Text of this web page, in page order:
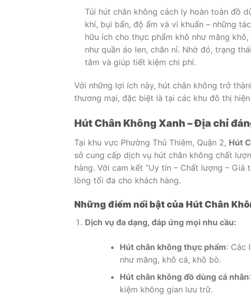
Túi hút chân không cách ly hoàn toàn đồ
khí, bụi bẩn, độ ẩm và vi khuẩn – những
hữu ích cho thực phẩm khô như măng
như quần áo len, chăn nỉ. Nhờ đó, trạng
tâm và giúp tiết kiệm chi phí.
Với những lợi ích này, hút chân không trở
thương mại, đặc biệt là tại các khu đô thị
Hút Chân Không Xanh – Địa chỉ
Tại khu vực Phường Thủ Thiêm, Quận 2, Hút
sở cung cấp dịch vụ hút chân không chất
hàng. Với cam kết “Uy tín – Chất lượng –
lòng tối đa cho khách hàng.
Những điểm nổi bật của Hút Chân
Dịch vụ đa dạng, đáp ứng mọi nhu cầu:
Hút chân không thực phẩm: Các
như măng, khô cá, khô bò.
Hút chân không đồ dùng cá nhân
kiệm không gian lưu trữ.